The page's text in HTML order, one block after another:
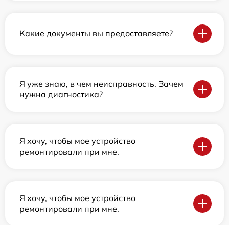
Какие документы вы предоставляете?
Я уже знаю, в чем неисправность. Зачем
нужна диагностика?
Я хочу, чтобы мое устройство
ремонтировали при мне.
Я хочу, чтобы мое устройство
ремонтировали при мне.